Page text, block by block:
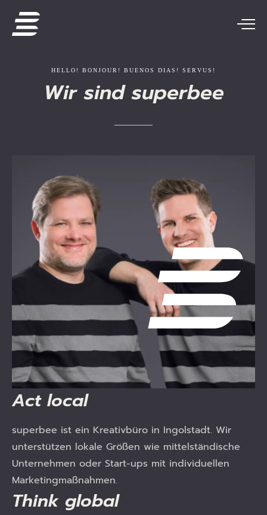
HELLO! BONJOUR! BUENOS DIAS! SERVUS!
Wir sind superbee
Act local
superbee ist ein Kreativbüro in Ingolstadt. Wir
unterstützen lokale Größen wie mittelständische
Unternehmen oder Start-ups mit individuellen
Marketingmaßnahmen.
Think global